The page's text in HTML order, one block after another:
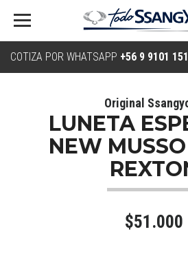
COTIZA POR WHATSAPP +56 9 9101
Original
LUNETA
NEW
$51.000